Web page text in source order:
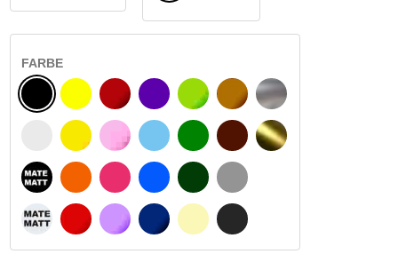
FARBE
SCHWARZ
WEIß
MATTSCHWARZ
MATTWEIß
GELB
GELBES SIGNAL
ORANGE
ROT
BURGUND
ROSE
FUCHSIA
LILA
VIOLETT
HELLBLAU
BLAU
DUNKELBLAU
HELLGRÜN
GRÜN
DUNKELGRÜN
BEIGE
HASELNUSS
DUNKELBRAUN
HELLGRAU
DUNKELGRAU
SILBER
GOLD